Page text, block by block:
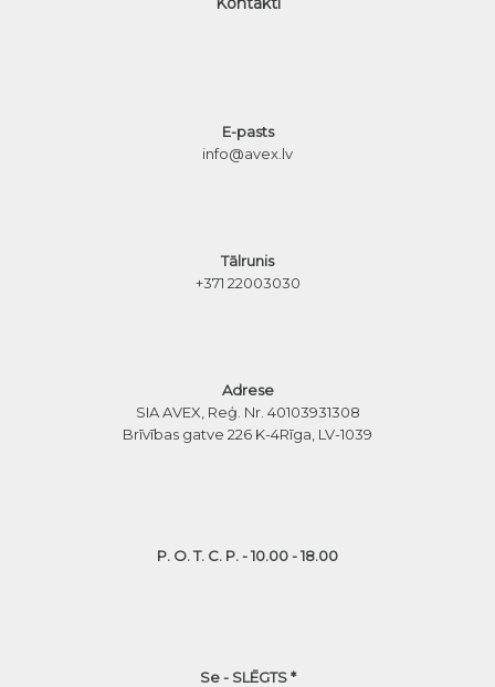
E-pasts
info@avex.lv
Tālrunis
+371 22003030
Adrese
SIA AVEX, Reģ. Nr. 40103931308
Brīvības gatve 226 K-4Rīga, LV-1039
P. O. T. C. P. - 10.00 - 18.00
Se - SLĒGTS *